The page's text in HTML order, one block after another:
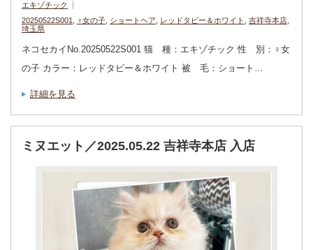
エキゾチック
20250522S001, ♀女の子, ショートヘア, レッドタビー＆ホワイト , 吉祥寺本店,
埼玉県
ネコセカイNo.20250522S001 猫 種：エキゾチック 性 別：♀女
の子 カラー：レッドタビー＆ホワイト 被 毛：ショート…
詳細を見る
ミヌエット／2025.05.22 吉祥寺本店 入店